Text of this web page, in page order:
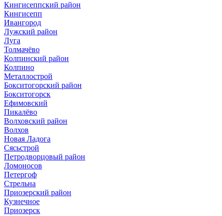
Кингисеппский район
Кингисепп
Ивангород
Лужский район
Луга
Толмачёво
Колпинский район
Колпино
Металлострой
Бокситогорский район
Бокситогорск
Ефимовский
Пикалёво
Волховский район
Волхов
Новая Ладога
Сясьстрой
Петродворцовый район
Ломоносов
Петергоф
Стрельна
Приозерский район
Кузнечное
Приозерск